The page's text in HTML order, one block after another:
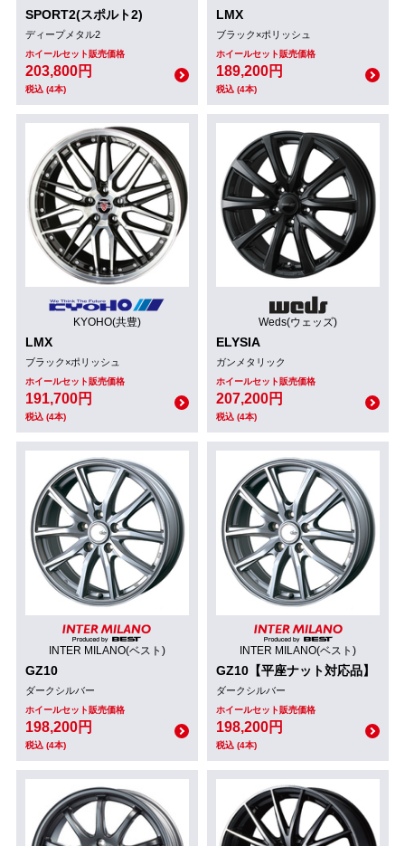
SPORT2(スポルト2)
ディープメタル2
ホイールセット販売価格
203,800円
税込 (4本)
LMX
ブラック×ポリッシュ
ホイールセット販売価格
189,200円
税込 (4本)
KYOHO(共豊)
LMX
ブラック×ポリッシュ
ホイールセット販売価格
191,700円
税込 (4本)
Weds(ウェッズ)
ELYSIA
ガンメタリック
ホイールセット販売価格
207,200円
税込 (4本)
INTER MILANO(ベスト)
GZ10
ダークシルバー
ホイールセット販売価格
198,200円
税込 (4本)
INTER MILANO(ベスト)
GZ10【平座ナット対応品】
ダークシルバー
ホイールセット販売価格
198,200円
税込 (4本)